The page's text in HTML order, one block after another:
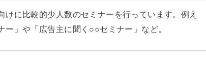
に比較的少人数のセミナーを行っています。例え
」や「広告主に聞く○○セミナー」など。